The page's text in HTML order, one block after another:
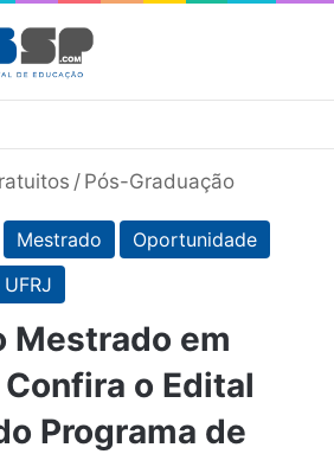
/ Pós-Graduação
Mestrado
Oportunidade
UFRJ
Mestrado em
o Edital
Programa de